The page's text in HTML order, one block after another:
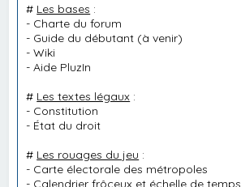
# Les bases :
- Charte du forum
- Guide du débutant (à venir)
-Wiki
-Aide PluzIn
# Les textes légaux :
- Constitution
- État du droit
# Les rouages du jeu :
- Carte électorale des métropoles
- Calendrier frôceux et échelle de temps